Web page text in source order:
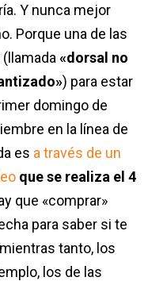
Y nunca mejor
Porque una de las
«dorsal no
) para estar
domingo de
en la línea de
es a través de un
que se realiza el 4
que «comprar»
para saber si te
tanto, los
los de las